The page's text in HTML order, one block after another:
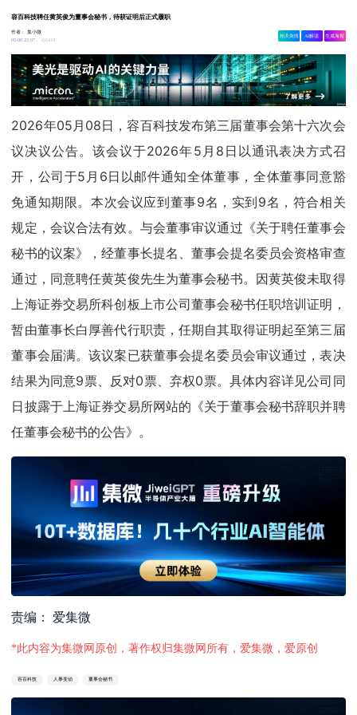
容百科技聘任黄英俊为董事会秘书，待获证明后正式履职
作者：集小微
05-08 22:07
5410
相关舆情 AI解读 生成海报
2026年05月08日，容百科技发布第三届董事会第十六次会
议决议公告。该会议于2026年5月8日以通讯表决方式召
开，公司于5月6日以邮件通知全体董事，全体董事同意豁
免通知期限。本次会议应到董事9名，实到9名，符合相关
规定，会议合法有效。与会董事审议通过《关于聘任董事会
秘书的议案》，经董事长提名、董事会提名委员会资格审查
通过，同意聘任黄英俊先生为董事会秘书。因黄英俊未取得
上海证券交易所科创板上市公司董事会秘书任职培训证明，
暂由董事长白厚善代行职责，任期自其取得证明起至第三届
董事会届满。该议案已获董事会提名委员会审议通过，表决
结果为同意9票、反对0票、弃权0票。具体内容详见公司同
日披露于上海证券交易所网站的《关于董事会秘书辞职并聘
任董事会秘书的公告》。
责编： 爱集微
*此内容为集微网原创，著作权归集微网所有，爱集微，爱原创
容百科技 人事变动 董事会秘书